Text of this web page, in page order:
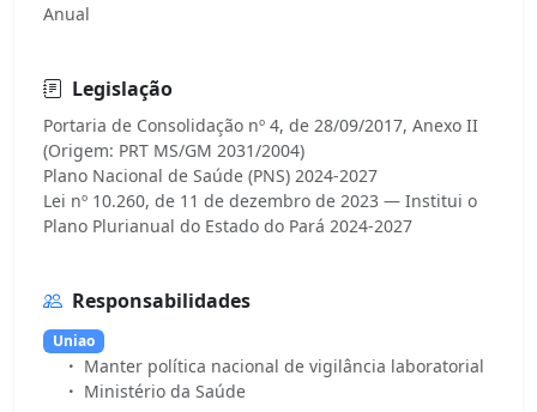
Anual
Legislação
Portaria de Consolidação nº 4, de 28/09/2017, Anexo II
(Origem: PRT MS/GM 2031/2004)
Plano Nacional de Saúde (PNS) 2024-2027
Lei nº 10.260, de 11 de dezembro de 2023 — Institui o
Responsabilidades
Uniao
Manter política nacional de vigilância laboratorial
Ministério da Saúde